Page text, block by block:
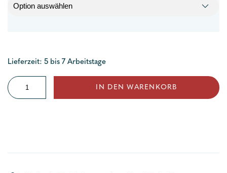
Lieferzeit: 5 bis 7 Arbeitstage
Polyamid
Festmacher
IN DEN WARENKORB